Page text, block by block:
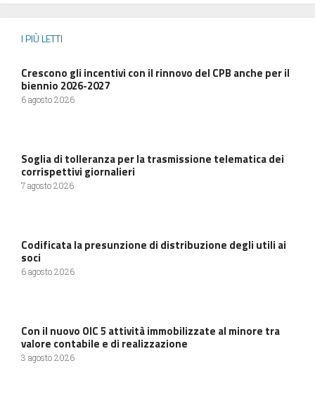
I PIÙ LETTI
Crescono gli incentivi con il rinnovo del CPB anche per il
biennio 2026-2027
6 agosto 2026
Soglia di tolleranza per la trasmissione telematica dei
corrispettivi giornalieri
7 agosto 2026
Codificata la presunzione di distribuzione degli utili ai
soci
6 agosto 2026
Con il nuovo OIC 5 attività immobilizzate al minore tra
valore contabile e di realizzazione
3 agosto 2026